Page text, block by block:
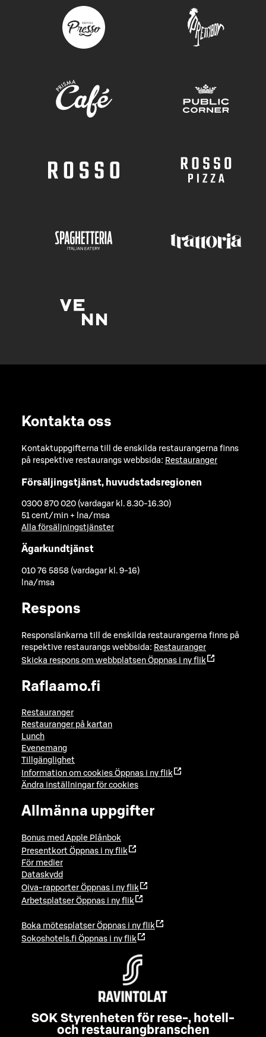
Kontakta oss
Kontaktuppgifterna till de enskilda restaurangerna finns
på respektive restaurangs webbsida: Restauranger
Försäljingstjänst, huvudstadsregionen
0300 870 020 (vardagar kl. 8.30-16.30)
51 cent/min + lna/msa
Alla försäljningstjänster
Ägarkundtjänst
010 76 5858 (vardagar kl. 9-16)
lna/msa
Respons
Responslänkarna till de enskilda restaurangerna finns på
respektive restaurangs webbsida: Restauranger
Skicka respons om webbplatsen Öppnas i ny flik
Raflaamo.fi
Restauranger
Restauranger på kartan
Lunch
Evenemang
Tillgänglighet
Information om cookies Öppnas i ny flik
Ändra inställningar för cookies
Allmänna uppgifter
Bonus med Apple Plånbok
Presentkort Öppnas i ny flik
För medier
Dataskydd
Oiva-rapporter Öppnas i ny flik
Arbetsplatser Öppnas i ny flik
Boka mötesplatser Öppnas i ny flik
Sokoshotels.fi Öppnas i ny flik
SOK Styrenheten för rese-, hotell-
och restaurangbranschen